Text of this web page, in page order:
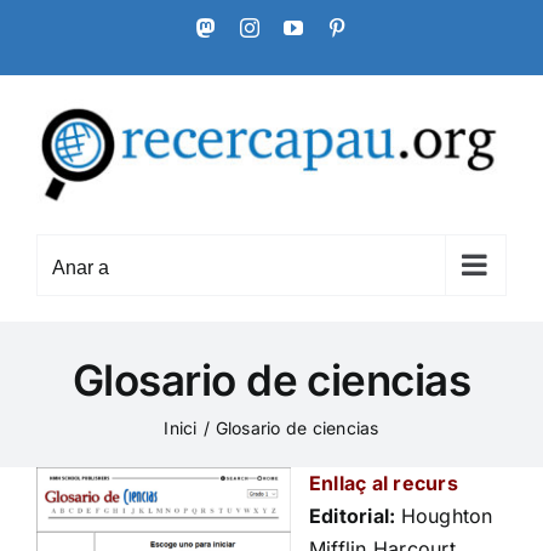
content
MastodonInstagram
YouTube
Anar a
Glosario de ciencias
Inici Glosario de ciencias
Enllaç al recurs
Editorial: Houghton